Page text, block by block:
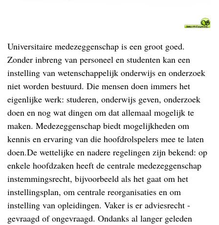
Universitaire medezeggenschap is een groot goed.
Zonder inbreng van personeel en studenten kan een
instelling van wetenschappelijk onderwijs en onderzoek
niet worden bestuurd. Die mensen doen immers het
eigenlijke werk: studeren, onderwijs geven, onderzoek
doen en nog wat dingen om dat allemaal mogelijk te
maken. Medezeggenschap biedt mogelijkheden om
kennis en ervaring van die hoofdrolspelers mee te laten
doen.De wettelijke en nadere regelingen zijn bekend: op
enkele hoofdzaken heeft de centrale medezeggenschap
instemmingsrecht, bijvoorbeeld als het gaat om het
instellingsplan, om centrale reorganisaties en om
instelling van opleidingen. Vaker is er adviesrecht -
gevraagd of ongevraagd. Ondanks al langer geleden